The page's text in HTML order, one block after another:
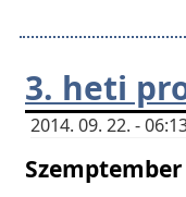
3. heti
2014. 09. 22. -